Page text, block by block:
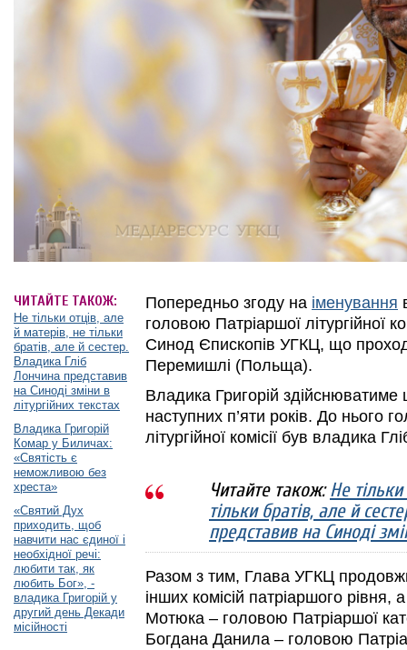
ЧИТАЙТЕ ТАКОЖ:
Не тільки отців, але
й матерів, не тільки
братів, але й сестер.
Владика Гліб
Лончина представив
на Синоді зміни в
літургійних текстах
Владика Григорій
Комар у Биличах:
«Святість є
неможливою без
хреста»
«Святий Дух
приходить, щоб
навчити нас єдиної і
необхідної речі:
любити так, як
любить Бог», -
владика Григорій у
другий день Декади
місійності
Попередньо згоду на іменування
головою Патріаршої літургійної
Синод Єпископів УГКЦ, що
Перемишлі (Польща).
Владика Григорій здійснюватиме
наступних п’яти років. До нього
літургійної комісії був владика
Читайте також:Не
тільки братів, але й
представив на Синоді
Разом з тим, Глава УГКЦ
інших комісій патріаршого
Мотюка – головою Патріаршої
Богдана Данила – головою